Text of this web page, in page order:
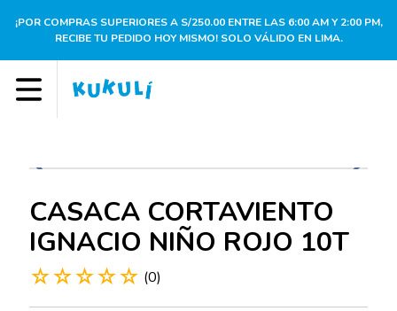
¡POR COMPRAS SUPERIORES A S/250.00 ENTRE LAS 6:00 AM Y 2:00 PM,
RECIBE TU PEDIDO HOY MISMO! SOLO VÁLIDO EN LIMA.
CASACA CORTAVIENTO
IGNACIO NIÑO ROJO 10T
☆☆☆☆☆ (0)